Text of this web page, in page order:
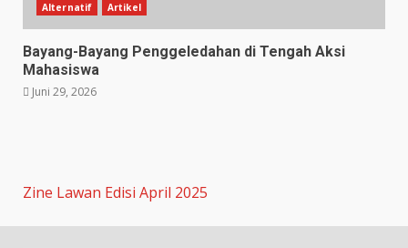
Alternatif Artikel
Bayang-Bayang Penggeledahan di Tengah Aksi
Mahasiswa
Juni 29, 2026
Zine Lawan Edisi April 2025